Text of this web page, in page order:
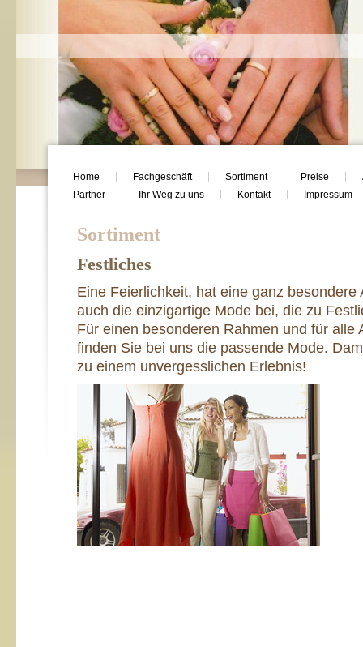
Home Fachgeschäft Sortiment Preise
Partner
Ihr Weg zu uns Kontakt Impressum
Sortiment
Festliches
Eine Feierlichkeit, hat eine ganz besondere
auch die einzigartige Mode bei, die zu
Für einen besonderen Rahmen und für alle
finden Sie bei uns die passende Mode.
zu einem unvergesslichen Erlebnis!